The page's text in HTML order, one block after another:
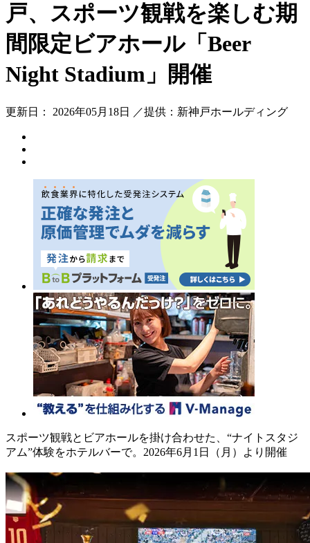
戸、スポーツ観戦を楽しむ期
間限定ビアホール「Beer
Night Stadium」開催
更新日： 2026年05月18日 ／提供：新神戸ホールディング
スポーツ観戦とビアホールを掛け合わせた、“ナイトスタジ
アム”体験をホテルバーで。2026年6月1日（月）より開催